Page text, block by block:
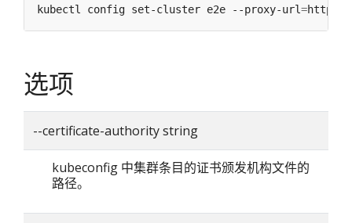
kubectl config set-cluster e2e --proxy-url=
选项
--certificate-authority string
kubeconfig 中集群条目的证书颁发机构文件的
路径。